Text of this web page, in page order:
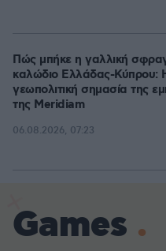
Πώς μπήκε η γαλλική
καλώδιο Ελλάδας-Κύπρου:
γεωπολιτική σημασία της
της Meridiam
06.08.2026, 07:23
Games